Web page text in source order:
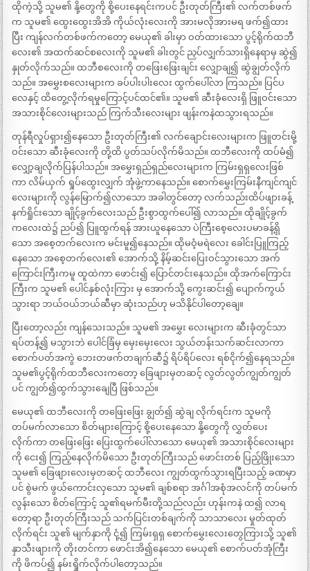
ထိုကဲ့သို့ သူမ၏ နို့တွေကို စို့ပေးနေရင်းကပင် ဦးတုတ်ကြီး၏ လက်တစ်ဖက်
က သူမ၏ ထွေးထွေးအိအိ ကိုယ်လုံးလေးကို အားမလိုအားမရ ဖက်၍ထား
ပြီး ကျန်လက်တစ်ဖက်ကတော့ မေယု၏ ခါးမှာ ဝတ်ထားသော ပွင့်ရိုက်ထဘီ
လေး၏ အထက်ဆင်စလေးကို သူမ၏ ခါးတွင် ညှပ်လျှက်သားရှိနေရာမှ ဆွဲ၍
နှုတ်လိုက်သည်။ ထဘီစလေးကို တဖြေးဖြေးချင်း လျှောချ၍ ဆွဲချွတ်လိုက်
သည်။ အမွှေးစလေးများက ခပ်ပါးပါးလေး ထွက်ပေါ်လာ ကြသည်။ ပြင်ပ
လေနှင့် ထိတွေ့လိုက်ရမှုကြောင့်ပင်ထင်၏။ သူမ၏ ဆီးခုံလေးရှိ ဖြူဝင်းသော
အသားစိုင်လေးများသည် ကြက်သီးလေးများ ဖျန်းကနဲထသွားရသည်။
တုန်ရီလှုပ်ရှား၍နေသော ဦးတုတ်ကြီး၏ လက်ချောင်းလေးများက ဖြူတင်းမို့
ဝင်းသော ဆီးခုံလေးကို တို့ထိ ပွတ်သပ်လိုက်မိသည်။ ထဘီလေးကို ထပ်မံ၍
လျှော့ချလိုက်ပြန်ပါသည်။ အမွှေးရှည်ရှည်လေးများက ကြမ်းရှရှလေးဖြစ်
ကာ လိမ်ယှက် ရှုပ်ထွေးလျှက် အုံဖွဲ့ကာနေသည်။ စောက်မွှေးကြမ်းနီကျင်ကျင်
လေးများကို လွန်မြောက်၍လာသော အခါတွင်တော့ လက်သည်းထိပ်ဖျားခန့်
နက်ရှိုင်းသော ချိုင့်ခွက်လေးသည် ဦးစွာထွက်ပေါ်၍ လာသည်။ ထိုချိုင့်ခွက်
ကလေးထဲ၌ ညပ်၍ ပြူထွက်ရန် အားယူနေသော ပဲကြီးစေ့လေးပမာခန့်ရှိ
သော အစေ့တက်လေးက မင်းမူ၍နေသည်။ ထိုမဝံ့မရဲလေး ခေါင်းပြူကြည့်
နေသော အစေ့တက်လေး၏ အောက်သို့ နိမ့်ဆင်းပြေးဝင်သွားသော အက်
ကြောင်းကြီးကမူ ထူထဲကာ ဖောင်း၍ ပြောင်တင်းနေသည်။ ထိုအက်ကြောင်း
ကြီးက သူမ၏ ပေါင်နှစ်လုံးကြား မှ အောက်သို့ ကွေးဆင်း၍ ပျောက်ကွယ်
သွားရာ ဘယ်ဝယ်ဘယ်ဆီမှာ ဆုံးသည်ဟု မသိနိုင်ပါတော့ချေ။
ပြီးတော့လည်း ကျန်သေးသည်။ သူမ၏ အမွှေး လေးများက ဆီးခုံတွင်သာ
ရပ်တန့်၍ မသွားဘဲ ပေါင်ခြံမှ မှေးမှေးလေး သွယ်တန်းသက်ဆင်းလာကာ
စောက်ပတ်အကွဲ ဘေးတဖက်တချက်ဆီ၌ ရိပ်ရိပ်လေး ရစ်ငိုက်၍နေရသည်။
သူမ၏ပွင့်ရိုက်ထဘီလေးကတော့ ခြေဖျားမှတဆင့် လွတ်လွတ်ကျွတ်ကျွတ်
ပင် ကျွတ်၍ထွက်သွားချေပြီ ဖြစ်သည်။
မေယု၏ ထဘီလေးကို တဖြေးဖြေး ချွတ်၍ ဆွဲချ လိုက်ရင်းက သူမကို
တပ်မက်လာသော စိတ်များကြောင့် စို့ပေးနေသော နို့တွေကို လွှတ်ပေး
လိုက်ကာ တဖြေးဖြေး ပြေးထွက်ပေါ်လာသော မေယု၏ အသားစိုင်လေးများ
ကို ငေး၍ ကြည့်နေလိုက်မိသော ဦးတုတ်ကြီးသည် ဖောင်းတစ် ပြည့်ဖြိုးသော
သူမ၏ ခြေဖျားလေးမှတဆင့် ထဘီလေး ကျွတ်ထွက်သွားရပြီးသည့် ခဏမှာ
ပင် စွဲမက် ဖွယ်ကောင်းလှသော သူမ၏ ချစ်စရာ အင်္ဂါအစုံအလင်ကို တပ်မက်
လွန်းသော စိတ်ကြောင့် သူ၏ရမက်မီးတို့သည်လည်း ဟုန်းကနဲ ထ၍ လာရ
တော့ရာ ဦးတုတ်ကြီးသည် သက်ပြင်းတစ်ချက်ကို သာသာလေး မှုတ်ထုတ်
လိုက်ရင်း သူ၏ မျက်နှာကို ငုံ့၍ ကြမ်းရှရှ စောက်မွှေးလေးတွေကြားသို့ သူ၏
နှာသီးဖျားကို တိုးတင်ကာ ဖောင်းအိ၍နေသော မေယု၏ စောက်ပတ်အုံကြီး
ကို ဖိကပ်၍ နမ်းရှိုက်လိုက်ပါတော့သည်။